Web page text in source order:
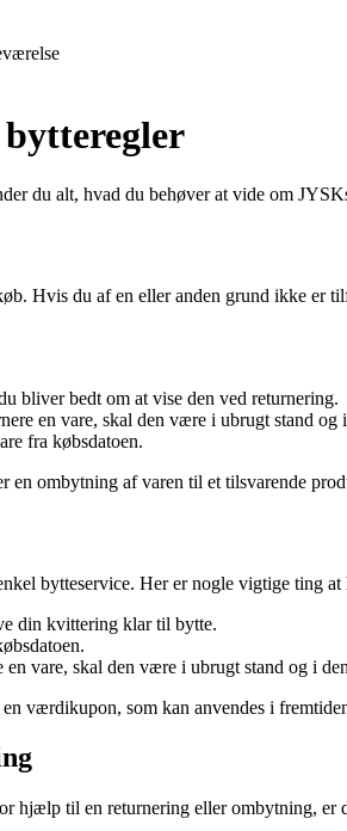
du alt, hvad du behøver at vide om
Hvis du af en eller anden grund ikke
bliver bedt om at vise den ved returnering.
en vare, skal den være i ubrugt stand og
fra købsdatoen.
en ombytning af varen til et tilsvarende
bytteservice. Her er nogle vigtige ting at
din kvittering klar til bytte.
vare, skal den være i ubrugt stand og i
værdikupon, som kan anvendes i
hjælp til en returnering eller ombytning, er